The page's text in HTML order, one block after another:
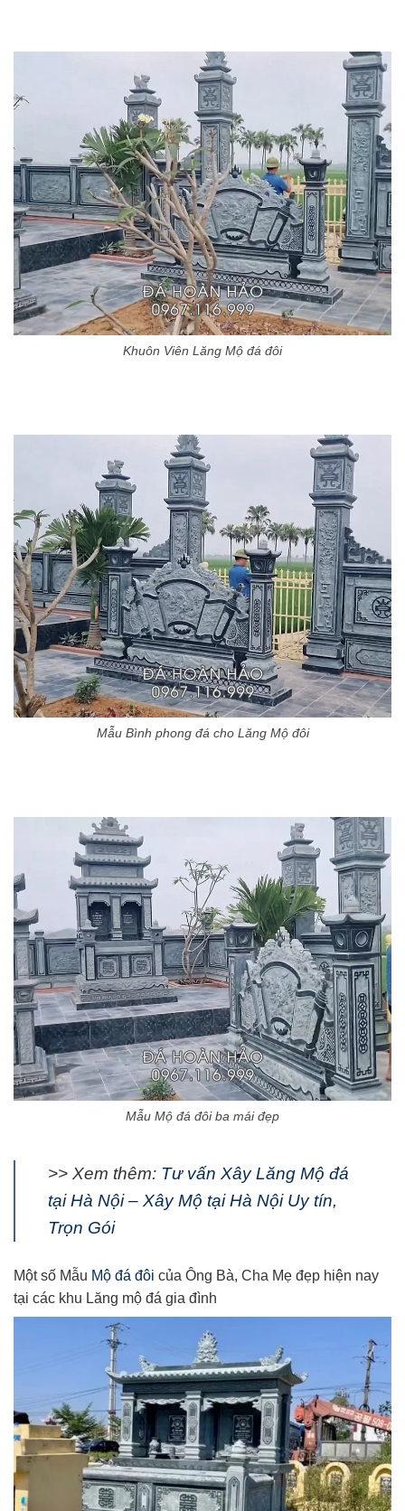
Khuôn Viên Lăng Mộ đá đôi
Mẫu Bình phong đá cho Lăng Mộ đôi
Mẫu Mộ đá đôi ba mái đẹp
>> Xem thêm: Tư vấn Xây Lăng Mộ đá
tại Hà Nội – Xây Mộ tại Hà Nội Uy tín,
Trọn Gói
Một số Mẫu Mộ đá đôi của Ông Bà, Cha Mẹ đẹp hiện nay
tại các khu Lăng mộ đá gia đình